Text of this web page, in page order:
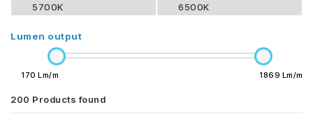
5700K
6500K
Lumen output
170 Lm/m 1869 Lm/m
200 Products found